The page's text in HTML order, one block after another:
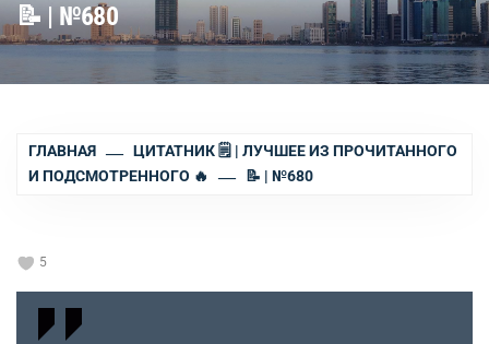
📝 | №680
ГЛАВНАЯ
ЦИТАТНИК 🗒 | ЛУЧШЕЕ ИЗ ПРОЧИТАННОГО
И ПОДСМОТРЕННОГО 🔥
📝 | №680
5